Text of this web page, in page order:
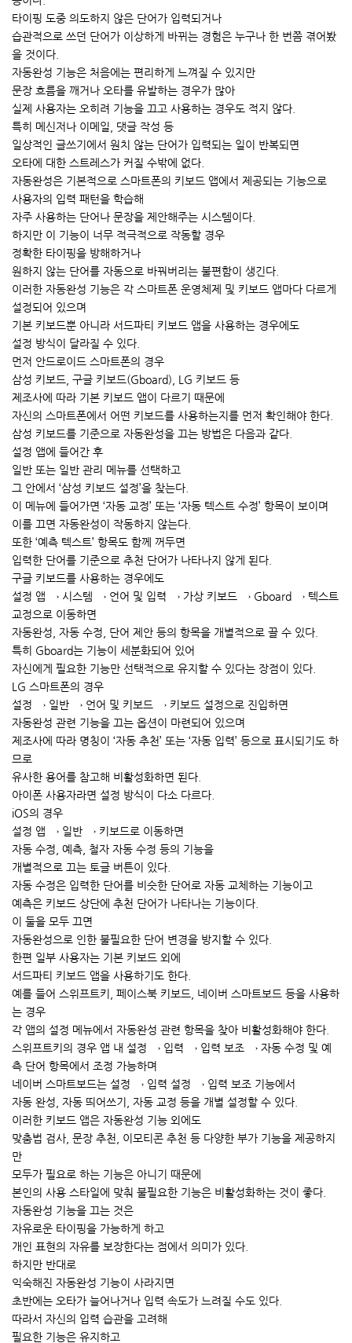
타이핑 도중 의도하지 않은 단어가 입력되거나
습관적으로 쓰던 단어가 이상하게 바뀌는 경험은 누구나 한 번쯤 겪어봤
을 것이다.
자동완성 기능은 처음에는 편리하게 느껴질 수 있지만
문장 흐름을 깨거나 오타를 유발하는 경우가 많아
실제 사용자는 오히려 기능을 끄고 사용하는 경우도 적지 않다.
특히 메신저나 이메일, 댓글 작성 등
일상적인 글쓰기에서 원치 않는 단어가 입력되는 일이 반복되면
오타에 대한 스트레스가 커질 수밖에 없다.
자동완성은 기본적으로 스마트폰의 키보드 앱에서 제공되는 기능으로
사용자의 입력 패턴을 학습해
자주 사용하는 단어나 문장을 제안해주는 시스템이다.
하지만 이 기능이 너무 적극적으로 작동할 경우
정확한 타이핑을 방해하거나
원하지 않는 단어를 자동으로 바꿔버리는 불편함이 생긴다.
이러한 자동완성 기능은 각 스마트폰 운영체제 및 키보드 앱마다 다르게
설정되어 있으며
기본 키보드뿐 아니라 서드파티 키보드 앱을 사용하는 경우에도
설정 방식이 달라질 수 있다.
먼저 안드로이드 스마트폰의 경우
삼성 키보드, 구글 키보드(Gboard), LG 키보드 등
제조사에 따라 기본 키보드 앱이 다르기 때문에
자신의 스마트폰에서 어떤 키보드를 사용하는지를 먼저 확인해야 한다.
삼성 키보드를 기준으로 자동완성을 끄는 방법은 다음과 같다.
설정 앱에 들어간 후
일반 또는 일반 관리 메뉴를 선택하고
그 안에서 ‘삼성 키보드 설정’을 찾는다.
이 메뉴에 들어가면 ‘자동 교정’ 또는 ‘자동 텍스트 수정’ 항목이 보이며
이를 끄면 자동완성이 작동하지 않는다.
또한 ‘예측 텍스트’ 항목도 함께 꺼두면
입력한 단어를 기준으로 추천 단어가 나타나지 않게 된다.
구글 키보드를 사용하는 경우에도
설정 앱 → 시스템 → 언어 및 입력 → 가상 키보드 → Gboard → 텍스트
교정으로 이동하면
자동완성, 자동 수정, 단어 제안 등의 항목을 개별적으로 끌 수 있다.
특히 Gboard는 기능이 세분화되어 있어
자신에게 필요한 기능만 선택적으로 유지할 수 있다는 장점이 있다.
LG 스마트폰의 경우
설정 → 일반 → 언어 및 키보드 → 키보드 설정으로 진입하면
자동완성 관련 기능을 끄는 옵션이 마련되어 있으며
제조사에 따라 명칭이 ‘자동 추천’ 또는 ‘자동 입력’ 등으로 표시되기도 하
므로
유사한 용어를 참고해 비활성화하면 된다.
아이폰 사용자라면 설정 방식이 다소 다르다.
iOS의 경우
설정 앱 → 일반 → 키보드로 이동하면
자동 수정, 예측, 철자 자동 수정 등의 기능을
개별적으로 끄는 토글 버튼이 있다.
자동 수정은 입력한 단어를 비슷한 단어로 자동 교체하는 기능이고
예측은 키보드 상단에 추천 단어가 나타나는 기능이다.
이 둘을 모두 끄면
자동완성으로 인한 불필요한 단어 변경을 방지할 수 있다.
한편 일부 사용자는 기본 키보드 외에
서드파티 키보드 앱을 사용하기도 한다.
예를 들어 스위프트키, 페이스북 키보드, 네이버 스마트보드 등을 사용하
는 경우
각 앱의 설정 메뉴에서 자동완성 관련 항목을 찾아 비활성화해야 한다.
스위프트키의 경우 앱 내 설정 → 입력 → 입력 보조 → 자동 수정 및 예
측 단어 항목에서 조정 가능하며
네이버 스마트보드는 설정 → 입력 설정 → 입력 보조 기능에서
자동 완성, 자동 띄어쓰기, 자동 교정 등을 개별 설정할 수 있다.
이러한 키보드 앱은 자동완성 기능 외에도
맞춤법 검사, 문장 추천, 이모티콘 추천 등 다양한 부가 기능을 제공하지
만
모두가 필요로 하는 기능은 아니기 때문에
본인의 사용 스타일에 맞춰 불필요한 기능은 비활성화하는 것이 좋다.
자동완성 기능을 끄는 것은
자유로운 타이핑을 가능하게 하고
개인 표현의 자유를 보장한다는 점에서 의미가 있다.
하지만 반대로
익숙해진 자동완성 기능이 사라지면
초반에는 오타가 늘어나거나 입력 속도가 느려질 수도 있다.
따라서 자신의 입력 습관을 고려해
필요한 기능은 유지하고